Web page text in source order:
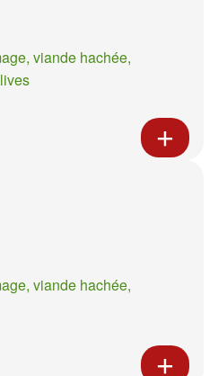
viande hachée,
viande hachée,